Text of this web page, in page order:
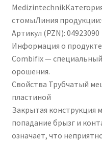
стомыЛиния
Артикул (PZN): 04923090
Информация о продукте
Combifix —
орошения.
Свойства Трубчатый
пластиной
Закрытая конструкция
попадание брызг и
означает, что